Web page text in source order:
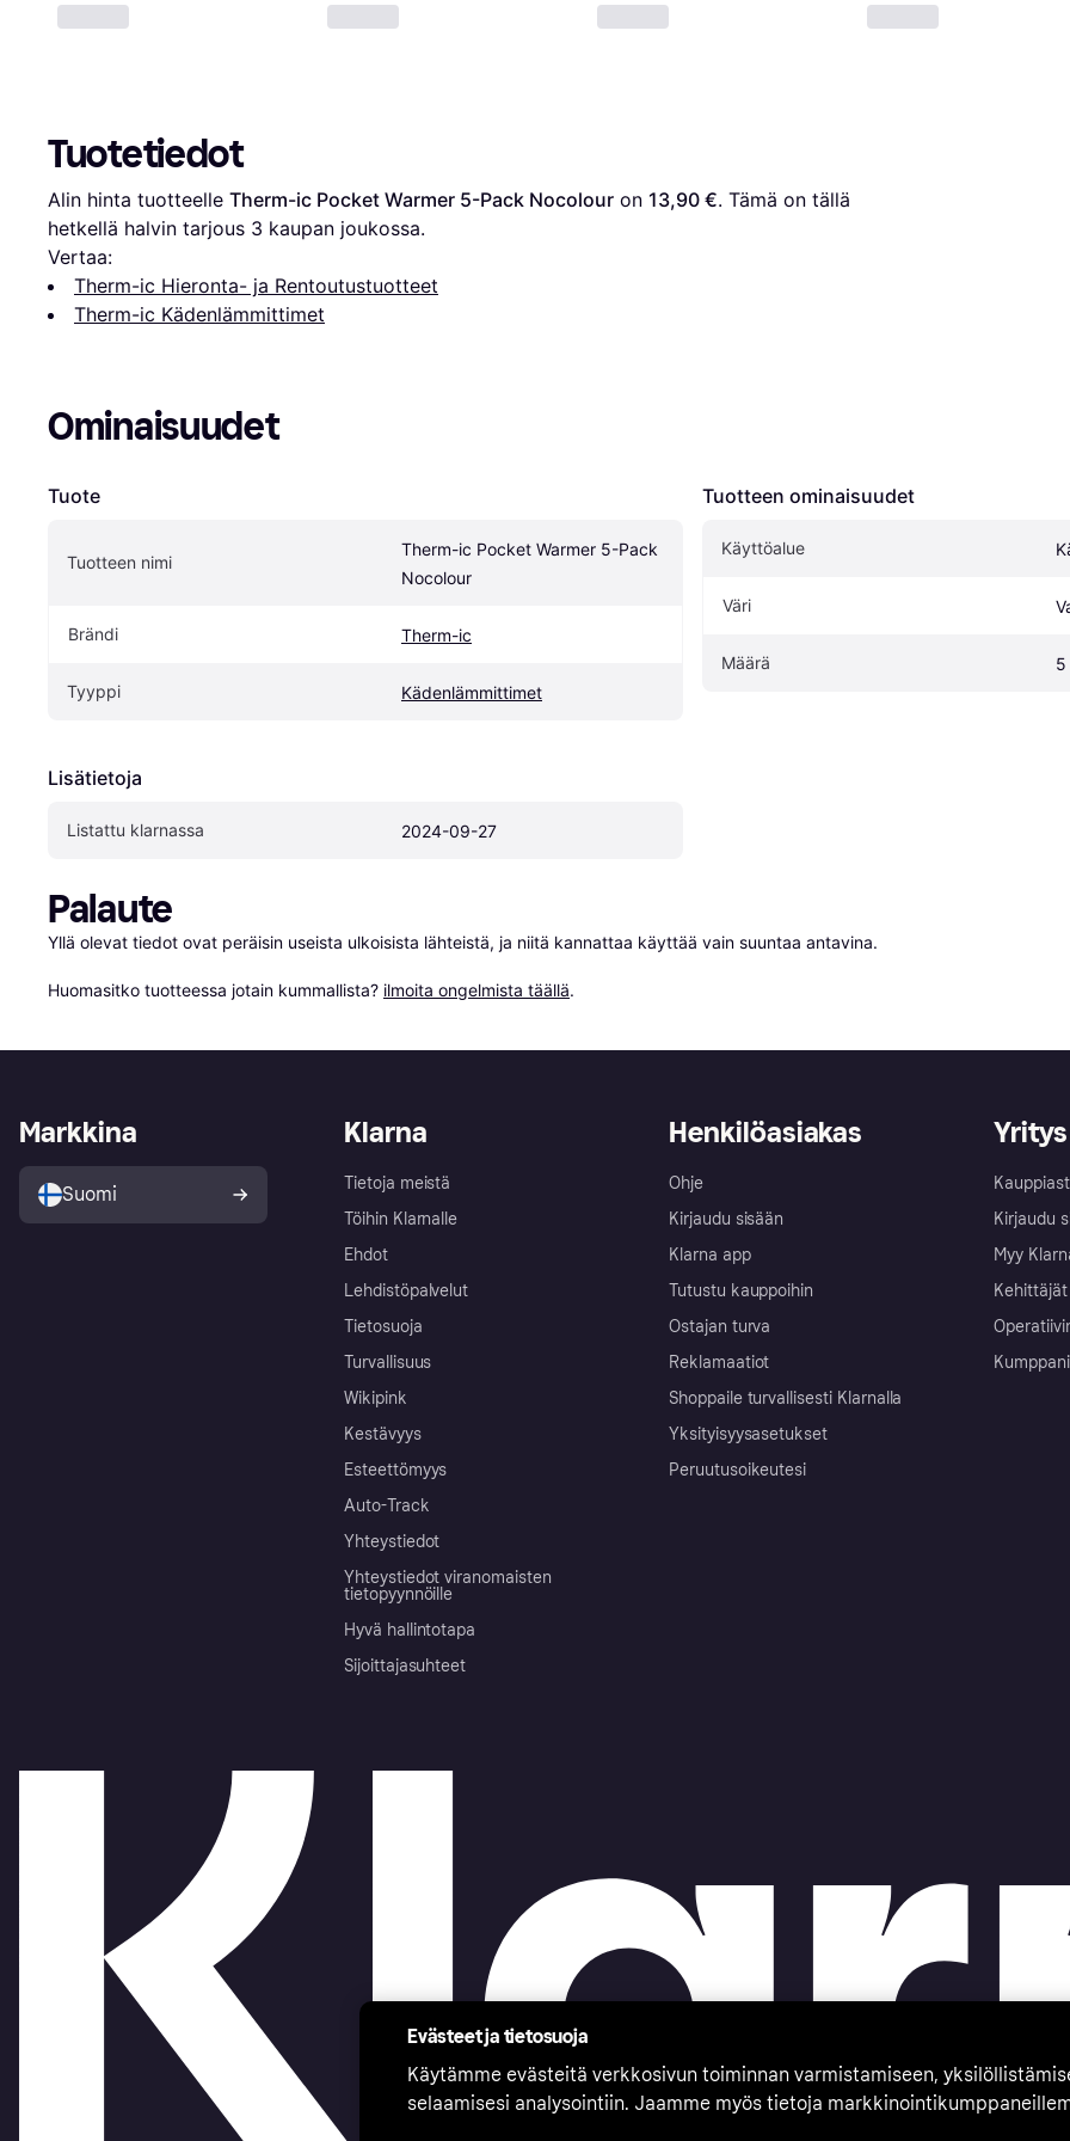
Tuotetiedot
Alin hinta tuotteelle Therm-ic Pocket Warmer 5-Pack Nocolour on 13,90 €. Tämä on tällä
hetkellä halvin tarjous 3 kaupan joukossa.
Vertaa:
Therm-ic Hieronta- ja Rentoutustuotteet
Therm-ic Kädenlämmittimet
Ominaisuudet
Tuote
Tuotteen nimi
Therm-ic Pocket Warmer 5-Pack
Nocolour
Brändi Therm-ic
Tyyppi Kädenlämmittimet
Lisätietoja
Listattu klarnassa 2024-09-27
Tuotteen ominaisuudet
Käyttöalue
Väri
Määrä 5
Palaute
Yllä olevat tiedot ovat peräisin useista ulkoisista lähteistä, ja niitä kannattaa käyttää vain suuntaa antavina.
Huomasitko tuotteessa jotain kummallista? ilmoita ongelmista täällä.
Klarna
Tietoja meistä
Töihin Klarnalle
Ehdot
Lehdistöpalvelut
Tietosuoja
Turvallisuus
Wikipink
Kestävyys
Esteettömyys
Auto-Track
Yhteystiedot
Yhteystiedot viranomaisten
tietopyynnöille
Hyvä hallintotapa
Sijoittajasuhteet
Henkilöasiakas
Ohje
Kirjaudu sisään
Klarna app
Tutustu kauppoihin
Ostajan turva
Reklamaatiot
Shoppaile turvallisesti Klarnalla
Yksityisyysasetukset
Peruutusoikeutesi
Yritys
Kirjaudu
Myy
Kehittäjät
Markkina
Suomi
Evästeet ja tietosuoja
Käytämme evästeitä verkkosivun toiminnan varmistamiseen,
selaamisesi analysointiin. Jaamme myös tietoja